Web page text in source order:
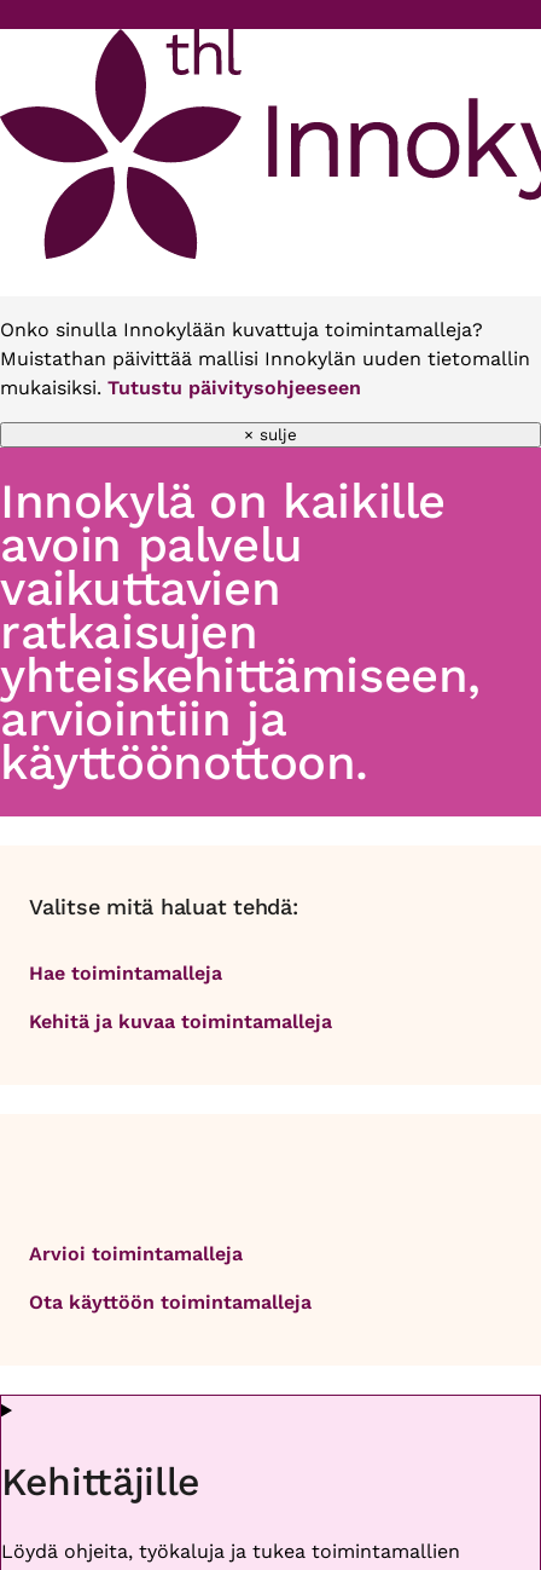
Onko sinulla Innokylään kuvattuja toimintamalleja?
Muistathan päivittää mallisi Innokylän uuden tietomallin
mukaisiksi. Tutustu päivitysohjeeseen
× sulje
Innokylä on kaikille
avoin palvelu
vaikuttavien
ratkaisujen
yhteiskehittämiseen,
arviointiin ja
käyttöönottoon.
Valitse mitä haluat tehdä:
Hae toimintamalleja
Kehitä ja kuvaa toimintamalleja
Arvioi toimintamalleja
Ota käyttöön toimintamalleja
Kehittäjille
Löydä ohjeita, työkaluja ja tukea toimintamallien